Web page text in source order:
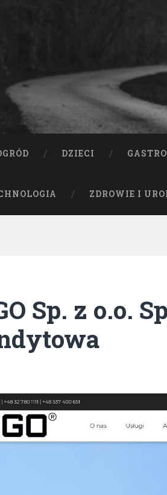
DZIECI
ZDROWIE I
Sp. z o.o.